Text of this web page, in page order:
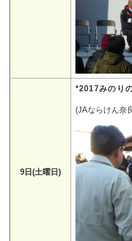
9日(土曜日)
*2017みのり
(JAならけん奈